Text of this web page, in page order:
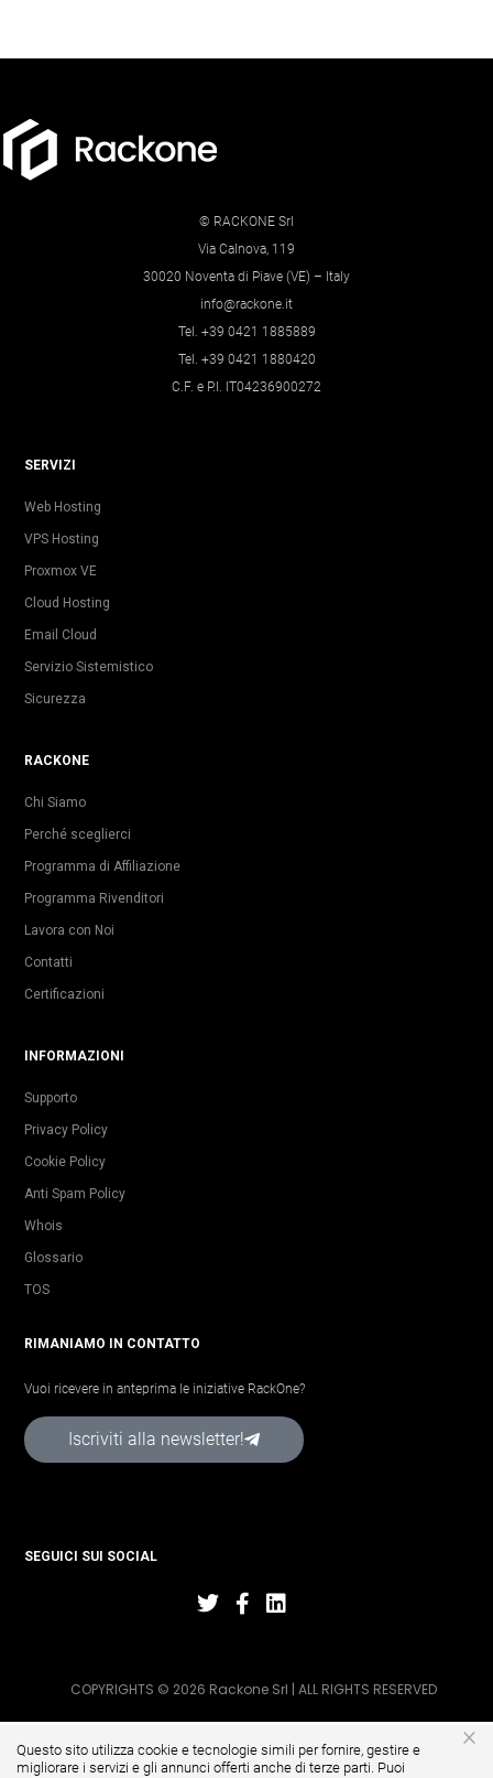
© RACKONE Srl
Via Calnova, 119
30020 Noventa di Piave (VE) – Italy
info@rackone.it
Tel. +39 0421 1885889
Tel. +39 0421 1880420
C.F. e P.I. IT04236900272
SERVIZI
Web Hosting
VPS Hosting
Proxmox VE
Cloud Hosting
Email Cloud
Servizio Sistemistico
Sicurezza
RACKONE
Chi Siamo
Perché sceglierci
Programma di Affiliazione
Programma Rivenditori
Lavora con Noi
Contatti
Certificazioni
INFORMAZIONI
Supporto
Privacy Policy
Cookie Policy
Anti Spam Policy
Whois
Glossario
TOS
RIMANIAMO IN CONTATTO
Vuoi ricevere in anteprima le iniziative RackOne?
Iscriviti alla newsletter!
SEGUICI SUI SOCIAL
COPYRIGHTS © 2026 Rackone Srl | ALL RIGHTS RESERVED
×
Questo sito utilizza cookie e tecnologie simili per fornire, gestire e
migliorare i servizi e gli annunci offerti anche di terze parti. Puoi